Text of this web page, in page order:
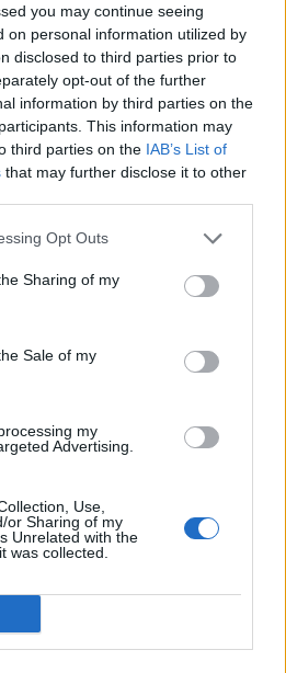
you may continue seeing
on personal information utilized by
disclosed to third parties prior to
opt-out of the further
information by third parties on the
This information may
third parties on the IAB’s List of
that may further disclose it to other
Opt Outs
Sharing of my
Sale of my
my
Advertising.
Use,
or Sharing of my
Unrelated with the
was collected.
η δουλειά είναι συνήθως το
σου, αυτός ο μήνας
Μπορεί να νιώθεις
από το συνηθισμένο. Απλά
σας δεν είναι πάντα
σύντροφο για να νιώσεις
πρέπει να μείνεις μόνος για
αυτό αυτόν τον μήνα γιατί
να συναντήσεις κάποιον που